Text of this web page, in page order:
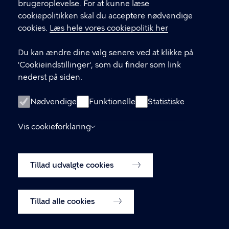
brugeroplevelse. For at kunne læse
cookiepolitikken skal du acceptere nødvendige
cookies. Læs hele vores cookiepolitik her
Du kan ændre dine valg senere ved at klikke på
'Cookieindstillinger', som du finder som link
nederst på siden.
Nødvendige Funktionelle Statistiske
Vis cookieforklaring
Tillad udvalgte cookies
Tillad alle cookies
GENVEJE
Digital Post
Databeskyttelse
Tilgængelighedserklæring
Om hjemmesiden
Cookiepolitik